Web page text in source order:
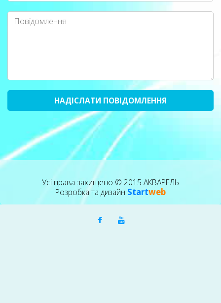
Усі права захищено © 2015 АКВАРЕЛЬ
Розробка та дизайн Startweb